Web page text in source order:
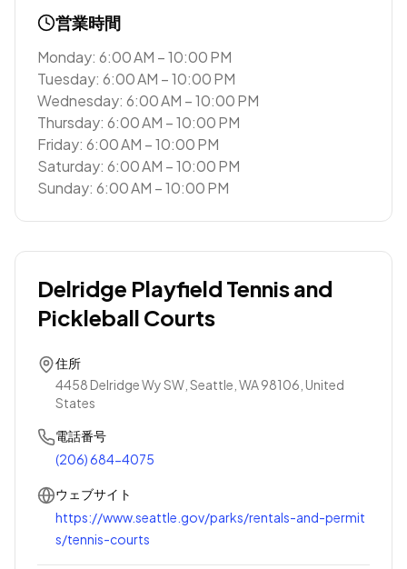
営業時間
Monday: 6:00 AM – 10:00 PM
Tuesday: 6:00 AM – 10:00 PM
Wednesday: 6:00 AM – 10:00 PM
Thursday: 6:00 AM – 10:00 PM
Friday: 6:00 AM – 10:00 PM
Saturday: 6:00 AM – 10:00 PM
Sunday: 6:00 AM – 10:00 PM
Delridge Playfield Tennis and
Pickleball Courts
住所
4458 Delridge Wy SW, Seattle, WA 98106, United
States
電話番号
(206) 684-4075
ウェブサイト
https://www.seattle.gov/parks/rentals-and-permit
s/tennis-courts